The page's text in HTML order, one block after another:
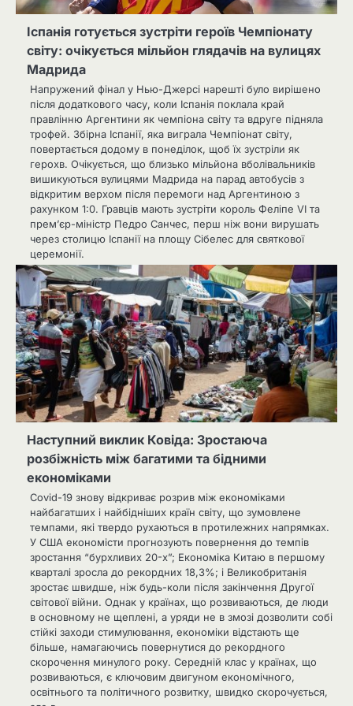
Іспанія готується зустріти героїв Чемпіонату
світу: очікується мільйон глядачів на вулицях
Мадрида
Напружений фінал у Нью-Джерсі нарешті було вирішено
після додаткового часу, коли Іспанія поклала край
правлінню Аргентини як чемпіона світу та вдруге підняла
трофей. Збірна Іспанії, яка виграла Чемпіонат світу,
повертається додому в понеділок, щоб їх зустріли як
герохв. Очікується, що близько мільйона вболівальників
вишикуються вулицями Мадрида на парад автобусів з
відкритим верхом після перемоги над Аргентиною з
рахунком 1:0. Гравців мають зустріти король Феліпе VI та
прем’єр-міністр Педро Санчес, перш ніж вони вирушать
через столицю Іспанії на площу Сібелес для святкової
церемонії.
Наступний виклик Ковіда: Зростаюча
розбіжність між багатими та бідними
економіками
Covid-19 знову відкриває розрив між економіками
найбагатших і найбідніших країн світу, що зумовлене
темпами, які твердо рухаються в протилежних напрямках.
У США економісти прогнозують повернення до темпів
зростання “бурхливих 20-х”; Економіка Китаю в першому
кварталі зросла до рекордних 18,3%; і Великобританія
зростає швидше, ніж будь-коли після закінчення Другої
світової війни. Однак у країнах, що розвиваються, де люди
в основному не щеплені, а уряди не в змозі дозволити собі
стійкі заходи стимулювання, економіки відстають ще
більше, намагаючись повернутися до рекордного
скорочення минулого року. Середній клас у країнах, що
розвиваються, є ключовим двигуном економічного,
освітнього та політичного розвитку, швидко скорочується,